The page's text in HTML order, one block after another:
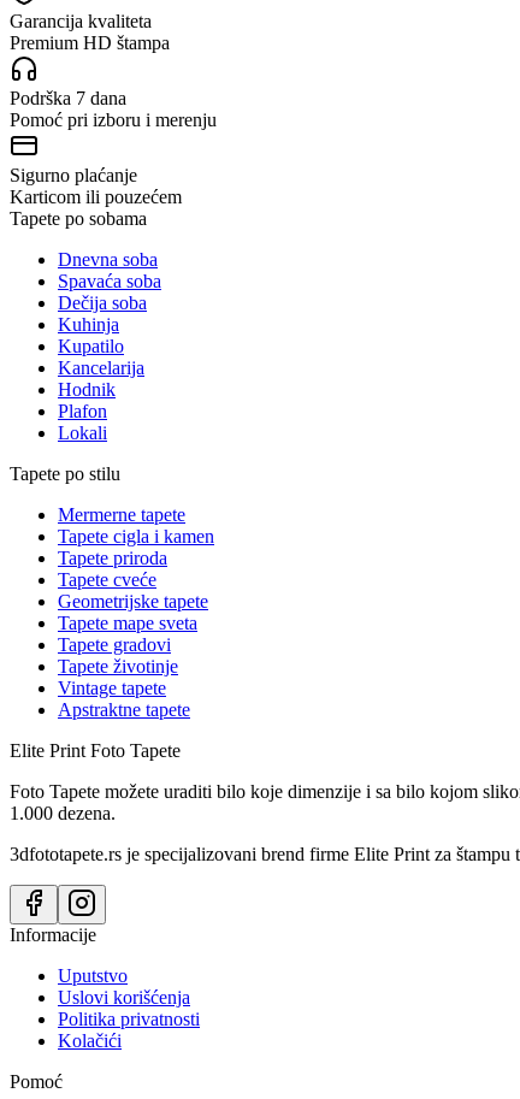
Garancija kvaliteta
Premium HD štampa
Podrška 7 dana
Pomoć pri izboru i merenju
Sigurno plaćanje
Karticom ili pouzećem
Tapete po sobama
Dnevna soba
Spavaća soba
Dečija soba
Kuhinja
Kupatilo
Kancelarija
Hodnik
Plafon
Lokali
Tapete po stilu
Mermerne tapete
Tapete cigla i kamen
Tapete priroda
Tapete cveće
Geometrijske tapete
Tapete mape sveta
Tapete gradovi
Tapete životinje
Vintage tapete
Apstraktne tapete
Elite Print Foto Tapete
Foto Tapete možete uraditi bilo koje dimenzije i sa bilo kojom
1.000 dezena.
3dfototapete.rs je specijalizovani brend firme Elite Print za štampu
Informacije
Uputstvo
Uslovi korišćenja
Politika privatnosti
Kolačići
Pomoć